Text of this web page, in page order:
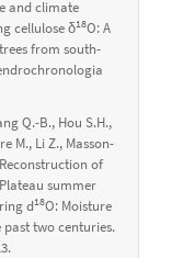
and climate
cellulose δ18O: A
from south-
Q.-B., Hou S.H.,
M., Li Z., Masson-
of
summer
d18O: Moisture
two centuries.